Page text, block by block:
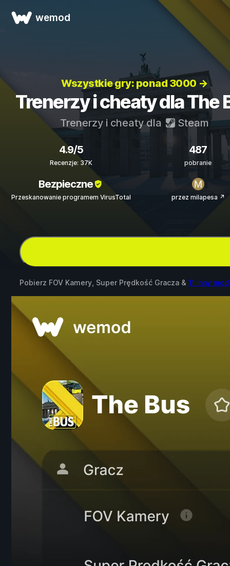
wemod
Wszystkie gry: ponad 3000 →
Trenerzy i cheaty dla The
Trenerzy i cheaty dla Steam
4.9/5
Recenzje: 37K
487
pobranie
Bezpieczne
Przeskanowanie programem VirusTotal przez milapesa ↗
Pobierz FOV Kamery, Super Prędkość Gracza & 11 inny mod